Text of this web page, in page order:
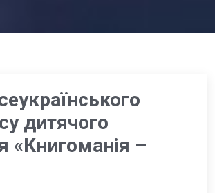
дитячого
«Книгоманія –